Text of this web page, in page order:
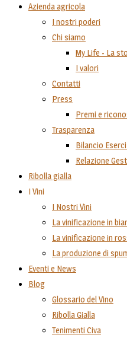
Azienda agricola
I nostri poderi
Chi siamo
My Life - La
I valori
Contatti
Press
Premi e
Trasparenza
Bilancio
Relazione
Ribolla gialla
I Vini
I Nostri Vini
La vinificazione in
La vinificazione in
La produzione di
Eventi e News
Blog
Glossario del Vino
Ribolla Gialla
Tenimenti Civa